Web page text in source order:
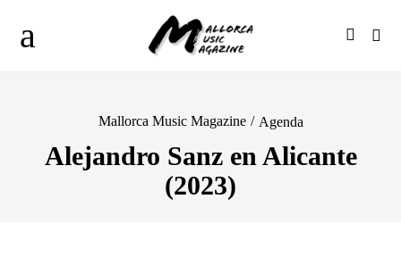
Mallorca Music Magazine / Agenda
Alejandro Sanz en Alicante
(2023)